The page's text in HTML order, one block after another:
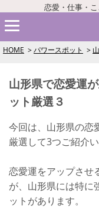
恋愛・仕事・
HOME パワースポット
山形県で恋愛運
ット厳選３
今回は、山形県の恋
厳選して3つご紹介い
恋愛運をアップさせ
が、山形県には特に
ットがあります。